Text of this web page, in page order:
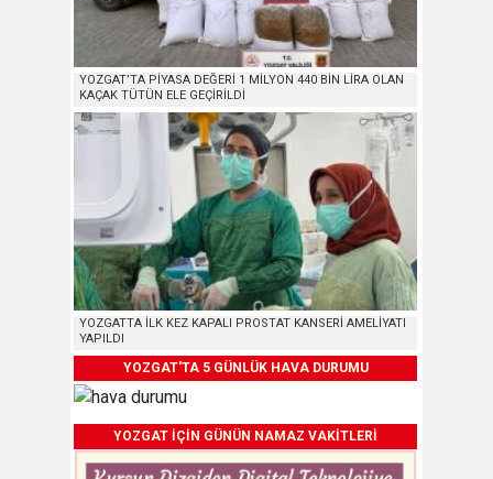
YOZGAT’TA PİYASA DEĞERİ 1 MİLYON 440 BİN LİRA OLAN
KAÇAK TÜTÜN ELE GEÇİRİLDİ
YOZGATTA İLK KEZ KAPALI PROSTAT KANSERİ AMELİYATI
YAPILDI
YOZGAT'TA 5 GÜNLÜK HAVA DURUMU
YOZGAT İÇİN GÜNÜN NAMAZ VAKİTLERİ